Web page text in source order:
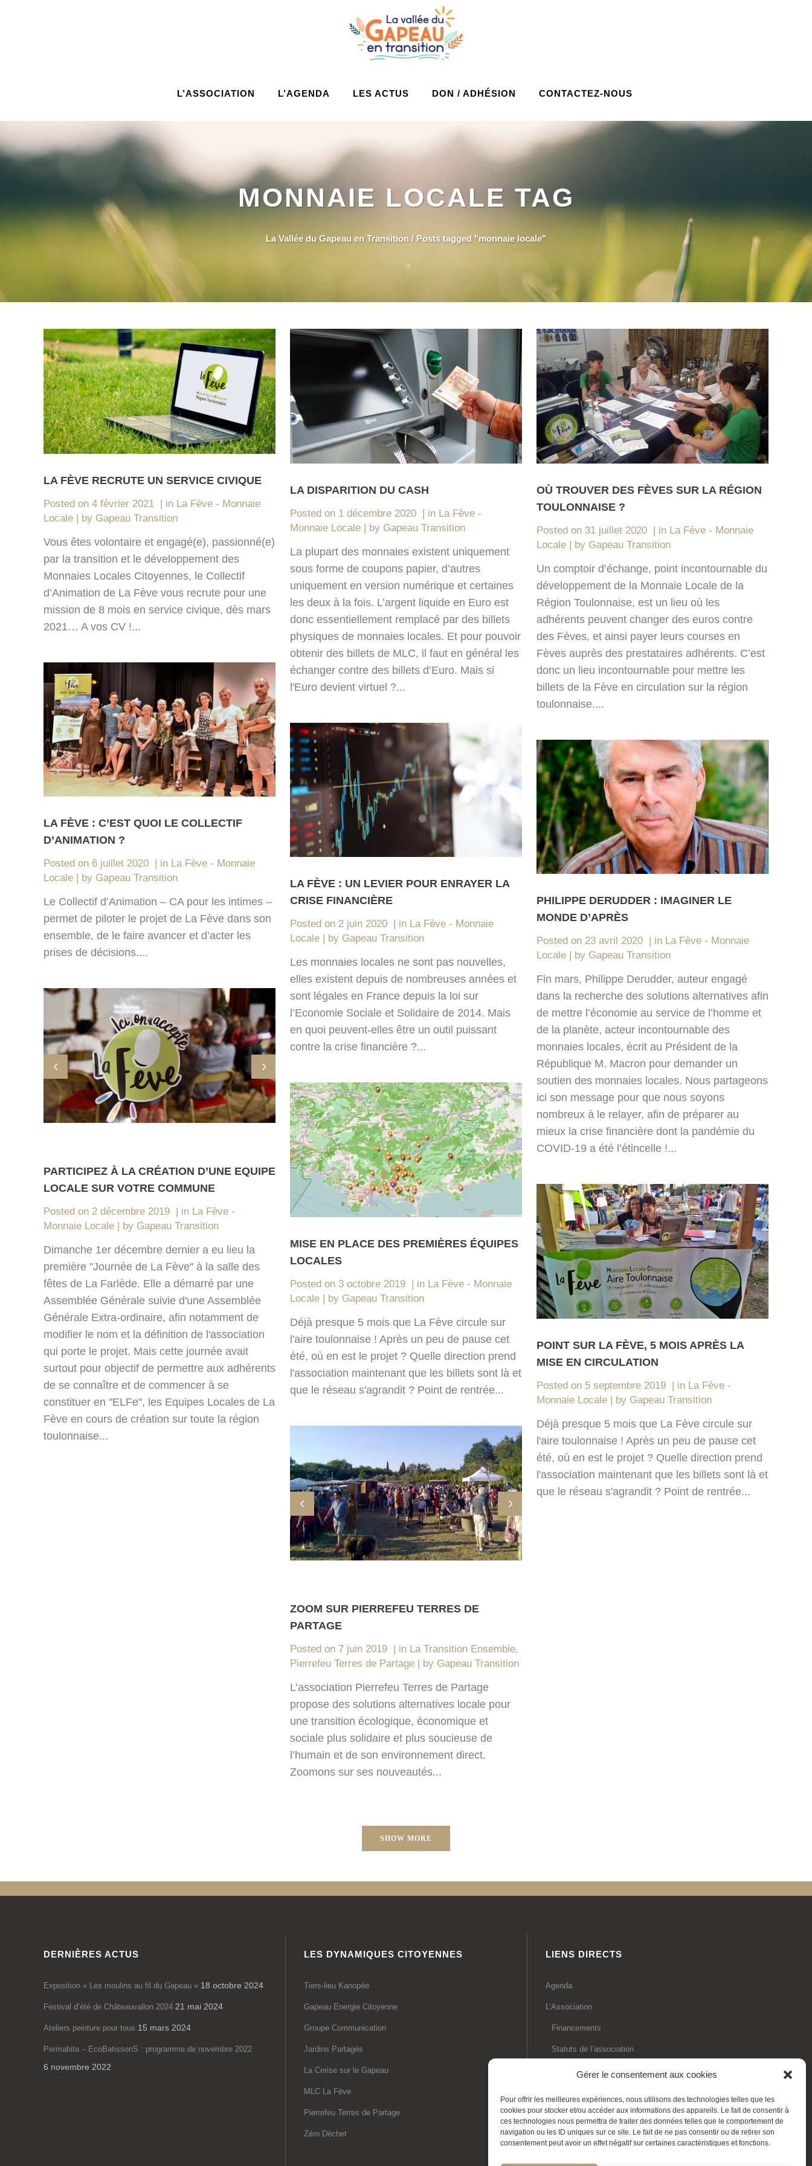
Gérer le consentement aux cookies
Pour offrir les meilleures expériences, nous utilisons des technologies telles que les
cookies pour stocker et/ou accéder aux informations des appareils. Le fait de consentir à
ces technologies nous permettra de traiter des données telles que le comportement de
navigation ou les ID uniques sur ce site. Le fait de ne pas consentir ou de retirer son
consentement peut avoir un effet négatif sur certaines caractéristiques et fonctions.
L’ASSOCIATION L’AGENDA LES ACTUS DON / ADHÉSION CONTACTEZ-NOUS
MONNAIE LOCALE TAG
La Vallée du Gapeau en Transition/ Posts tagged "monnaie locale"
LA FÈVE RECRUTE UN SERVICE CIVIQUE
Posted on 4 février 2021 in La Fève - Monnaie
Locale
by Gapeau Transition
Vous êtes volontaire et engagé(e), passionné(e)
par la transition et le développement des
Monnaies Locales Citoyennes, le Collectif
d’Animation de La Fève vous recrute pour une
mission de 8 mois en service civique, dès mars
2021… A vos CV !...
LA DISPARITION DU CASH
Posted on 1 décembre 2020 in La Fève -
Monnaie Locale
by Gapeau Transition
La plupart des monnaies existent uniquement
sous forme de coupons papier, d’autres
uniquement en version numérique et certaines
les deux à la fois. L’argent liquide en Euro est
donc essentiellement remplacé par des billets
physiques de monnaies locales. Et pour pouvoir
obtenir des billets de MLC, il faut en général les
échanger contre des billets d’Euro. Mais si
l'Euro devient virtuel ?...
OÙ TROUVER DES FÈVES SUR LA RÉGION
TOULONNAISE ?
Posted on 31 juillet 2020 in La Fève - Monnaie
Locale
by Gapeau Transition
Un comptoir d’échange, point incontournable du
développement de la Monnaie Locale de la
Région Toulonnaise, est un lieu où les
adhérents peuvent changer des euros contre
des Fèves, et ainsi payer leurs courses en
Fèves auprès des prestataires adhérents. C’est
donc un lieu incontournable pour mettre les
billets de la Fève en circulation sur la région
toulonnaise....
LA FÈVE : C’EST QUOI LE COLLECTIF
D’ANIMATION ?
Posted on 6 juillet 2020 in La Fève - Monnaie
Locale
by Gapeau Transition
Le Collectif d’Animation – CA pour les intimes –
permet de piloter le projet de La Fève dans son
ensemble, de le faire avancer et d’acter les
prises de décisions....
LA FÈVE : UN LEVIER POUR ENRAYER LA
CRISE FINANCIÈRE
Posted on 2 juin 2020 in La Fève - Monnaie
Locale
by Gapeau Transition
Les monnaies locales ne sont pas nouvelles,
elles existent depuis de nombreuses années et
sont légales en France depuis la loi sur
l’Economie Sociale et Solidaire de 2014. Mais
en quoi peuvent-elles être un outil puissant
contre la crise financière ?...
PHILIPPE DERUDDER : IMAGINER LE
MONDE D’APRÈS
Posted on 23 avril 2020 in La Fève - Monnaie
Locale
by Gapeau Transition
Fin mars, Philippe Derudder, auteur engagé
dans la recherche des solutions alternatives afin
de mettre l’économie au service de l’homme et
de la planète, acteur incontournable des
monnaies locales, écrit au Président de la
République M. Macron pour demander un
soutien des monnaies locales. Nous partageons
ici son message pour que nous soyons
nombreux à le relayer, afin de préparer au
mieux la crise financière dont la pandémie du
COVID-19 a été l’étincelle !...
PARTICIPEZ À LA CRÉATION D’UNE EQUIPE
LOCALE SUR VOTRE COMMUNE
Posted on 2 décembre 2019 in La Fève -
Monnaie Locale
by Gapeau Transition
Dimanche 1er décembre dernier a eu lieu la
première "Journée de La Fève" à la salle des
fêtes de La Farlède. Elle a démarré par une
Assemblée Générale suivie d'une Assemblée
Générale Extra-ordinaire, afin notamment de
modifier le nom et la définition de l'association
qui porte le projet. Mais cette journée avait
surtout pour objectif de permettre aux adhérents
de se connaître et de commencer à se
constituer en "ELFe", les Equipes Locales de La
Fève en cours de création sur toute la région
toulonnaise...
MISE EN PLACE DES PREMIÈRES ÉQUIPES
LOCALES
Posted on 3 octobre 2019 in La Fève - Monnaie
Locale
by Gapeau Transition
Déjà presque 5 mois que La Fève circule sur
l'aire toulonnaise ! Après un peu de pause cet
été, où en est le projet ? Quelle direction prend
l'association maintenant que les billets sont là et
que le réseau s'agrandit ? Point de rentrée...
POINT SUR LA FÈVE, 5 MOIS APRÈS LA
MISE EN CIRCULATION
Posted on 5 septembre 2019 in La Fève -
Monnaie Locale
by Gapeau Transition
Déjà presque 5 mois que La Fève circule sur
l'aire toulonnaise ! Après un peu de pause cet
été, où en est le projet ? Quelle direction prend
l'association maintenant que les billets sont là et
que le réseau s'agrandit ? Point de rentrée...
ZOOM SUR PIERREFEU TERRES DE
PARTAGE
Posted on 7 juin 2019 in La Transition Ensemble,
Pierrefeu Terres de Partage
by Gapeau Transition
L’association Pierrefeu Terres de Partage
propose des solutions alternatives locale pour
une transition écologique, économique et
sociale plus solidaire et plus soucieuse de
l’humain et de son environnement direct.
Zoomons sur ses nouveautés...
SHOW MORE
DERNIÈRES ACTUS
Exposition « Les moulins au fil du Gapeau » 18 octobre 2024
Festival d’été de Châteauvallon 2024 21 mai 2024
Ateliers peinture pour tous 15 mars 2024
Permabita – EcoBatissonS : programme de novembre 2022
6 novembre 2022
LES DYNAMIQUES CITOYENNES
Tiers-lieu Kanopée
Gapeau Energie Citoyenne
Groupe Communication
Jardins Partagés
La Cerise sur le Gapeau
MLC La Fève
Pierrefeu Terres de Partage
Zéro Déchet
LIENS DIRECTS
Agenda
L’Association
Financements
Statuts de l’association
Adhésion en ligne
Contactez-nous
La Transition expliquée